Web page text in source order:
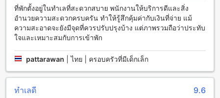
ตั๋วและบริการจองตั๋วรถยนต์ และยังมีที่จอดรถในสถานที่ฟรี
ภายในทรัพย์สิน
สิ่งอำนวยความสะดวกในห้องพักที่ทรายทอง รีสอร์ท
ทรายทอง รีสอร์ท มีสิ่งอำนวยความสะดวกที่พร้อมให้บริการใน
ห้องพักของท่าน ทุกห้องพักมีเครื่องปรับอากาศเพื่อให้คุณสามารถ
สบายตัวได้ตลอดเวลา นอกจากนี้ยังมีโทรทัศน์ในห้องพักเพื่อให้
นอกจากนี้ยังมีระเบียงหรือระเบียงเพื่อให้คุณสามารถชมวิวท้อง
ที่พักตั้งอยู่ในทำเลที่สะดวกสบาย พนักงานให้บริการดีและสิ่ง
อำนวยความสะดวกครบครัน ทำให้รู้สึกคุ้มค่ากับเงินที่จ่าย แม้
ความสะอาดจะยังมีจุดที่ควรปรับปรุงบ้าง แต่ภาพรวมถือว่าประทับ
ใจและเหมาะสมกับการเข้าพัก
pattarawan |ไทย | ครอบครัวที่มีเด็กเล็ก
ทำเลดี 9.6